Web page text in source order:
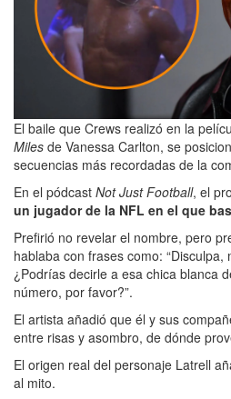
El baile que Crews realizó en la
Miles de Vanessa Carlton, se
secuencias más recordadas de la
En el pódcast Not Just Football, el
un jugador de la NFL en el que
Prefirió no revelar el nombre, pero
hablaba con frases como:
¿Podrías decirle a esa chica blanca
número, por favor?”.
El artista añadió que él y sus
entre risas y asombro, de dónde
El origen real del personaje Latrell
al mito.